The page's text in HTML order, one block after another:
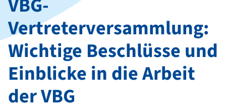
VBG-
Vertreterversammlung:
Wichtige Beschlüsse und
Einblicke in die Arbeit
der VBG